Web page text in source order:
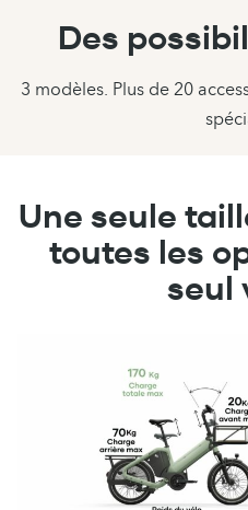
Des
3 modèles. Plus de 20
Une seule
toutes les
seul